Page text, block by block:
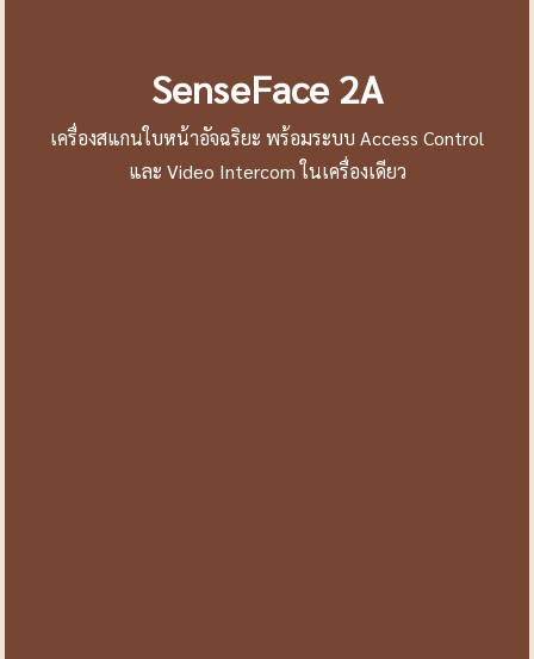
SenseFace 2A
เครื่องสแกนใบหน้าอัจฉริยะ พร้อมระบบ Access Control
และ Video Intercom ในเครื่องเดียว